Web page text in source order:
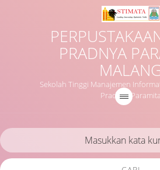
PRADNYA
Sekolah Tinggi Manajemen
Pradnya Paramita